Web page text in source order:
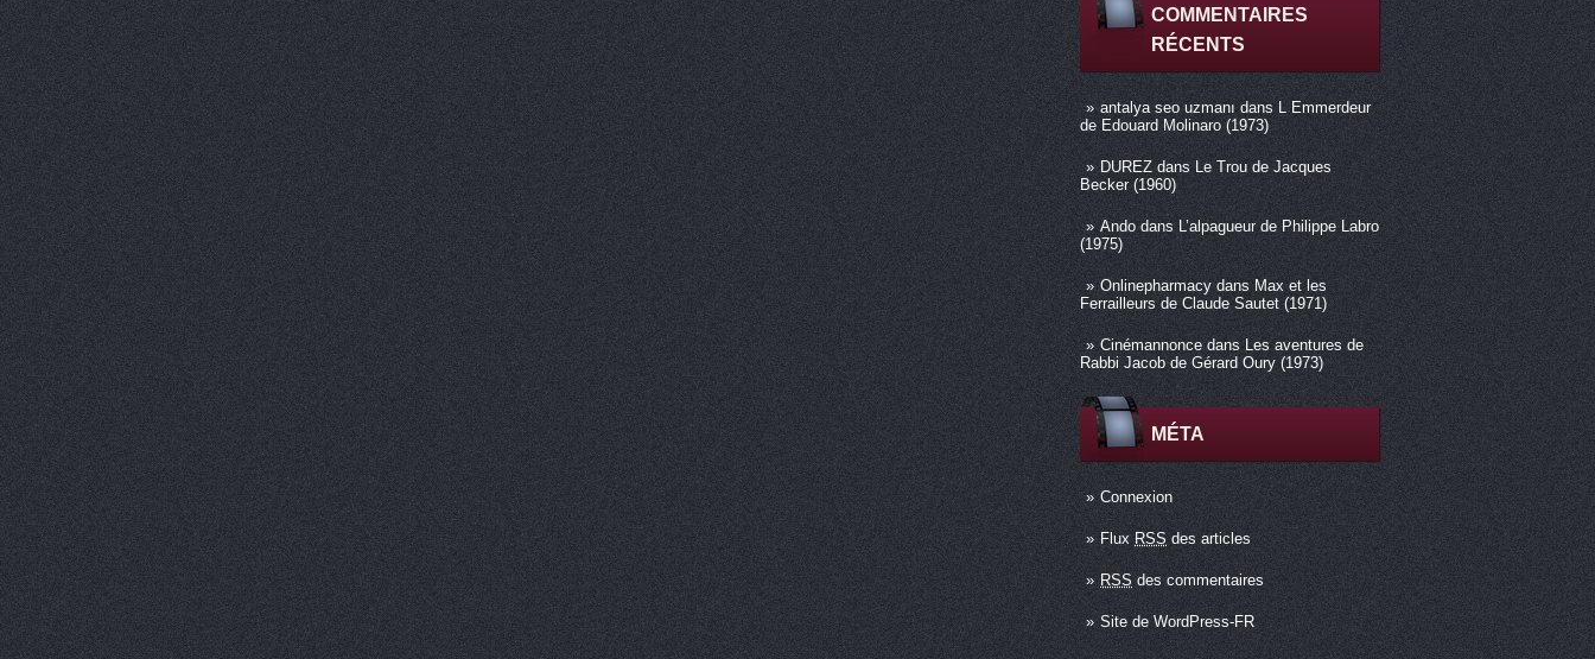
COMMENTAIRES
RÉCENTS
antalya seo uzmanıdans L Emmerdeur
de Edouard Molinaro (1973)
DUREZdans Le Trou de Jacques
Becker (1960)
Andodans L’alpagueur de Philippe Labro
(1975)
Onlinepharmacy dansMax et les
Ferrailleurs de Claude Sautet (1971)
Cinémannonce dansLes aventures de
Rabbi Jacob de Gérard Oury (1973)
MÉTA
Connexion
Flux RSS des articles
RSSdes commentaires
Site de WordPress-FR